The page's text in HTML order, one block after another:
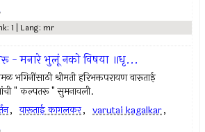
1 | Lang: mr
- मनारे भुलूं नको विषया ॥धृ...
भगिनींसाठी श्रीमती हरिभक्तपरायण वारूताई
" कल्पतरू " सुमनावली.
, वारूताई कागलकर, varutai kagalkar,